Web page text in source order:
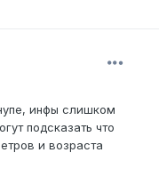
инфы слишком
подсказать что
и возраста